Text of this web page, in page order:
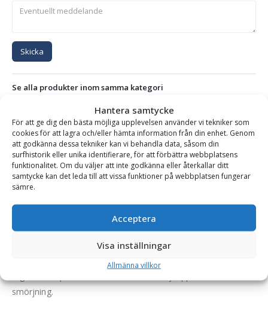
Hantera samtycke
För att ge dig den bästa möjliga upplevelsen använder vi tekniker som
cookies för att lagra och/eller hämta information från din enhet. Genom
att godkänna dessa tekniker kan vi behandla data, såsom din
surfhistorik eller unika identifierare, för att förbättra webbplatsens
funktionalitet. Om du väljer att inte godkänna eller återkallar ditt
samtycke kan det leda till att vissa funktioner på webbplatsen fungerar
sämre.
Acceptera
Visa inställningar
Allmänna villkor
Skicka
Se alla produkter inom samma kategori
BESKRIVNING
Adapter – Trepunkt kat. 2 (maskinsida), VV95
(redskapssida), mekanisk låsning
En adapter möjliggör montering av redskap utrustat med
annat fäste än lastarens. Adaptrarna levereras blästrade och
lackerade. De är tillverkade med en kraftig ram som tål tuffa
smörjning.